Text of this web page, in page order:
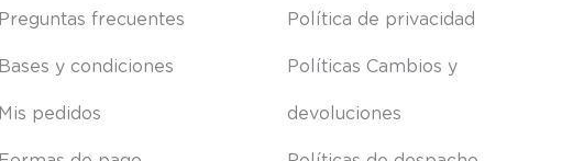
Preguntas frecuentes
Bases y condiciones
Mis pedidos
Política de privacidad
Políticas Cambios y
devoluciones